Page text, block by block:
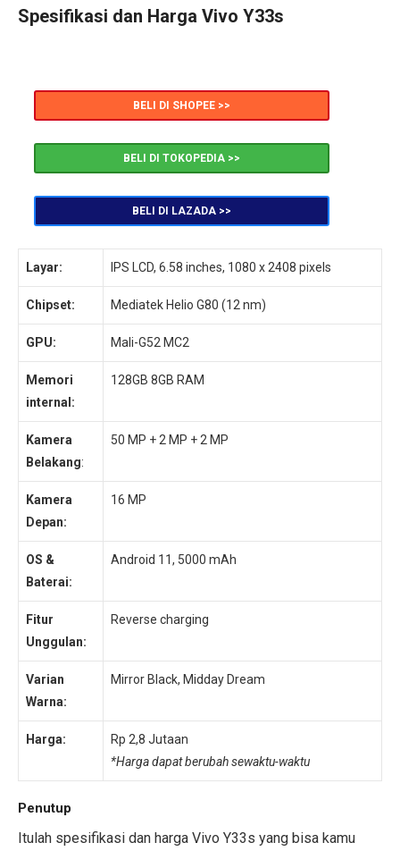
Spesifikasi dan Harga Vivo Y33s
BELI DI SHOPEE >>
BELI DI TOKOPEDIA >>
BELI DI LAZADA >>
Layar: IPS LCD, 6.58 inches, 1080 x 2408 pixels
Chipset: Mediatek Helio G80 (12 nm)
GPU: Mali-G52 MC2
Memori
internal:
128GB 8GB RAM
Kamera
Belakang:
50 MP + 2 MP + 2 MP
Kamera
Depan:
16 MP
OS &
Baterai:
Android 11, 5000 mAh
Fitur
Unggulan:
Reverse charging
Varian
Warna:
Mirror Black, Midday Dream
Harga:
Rp 2,8 Jutaan
*Harga dapat berubah sewaktu-waktu
Penutup
Itulah spesifikasi dan harga Vivo Y33s yang bisa kamu